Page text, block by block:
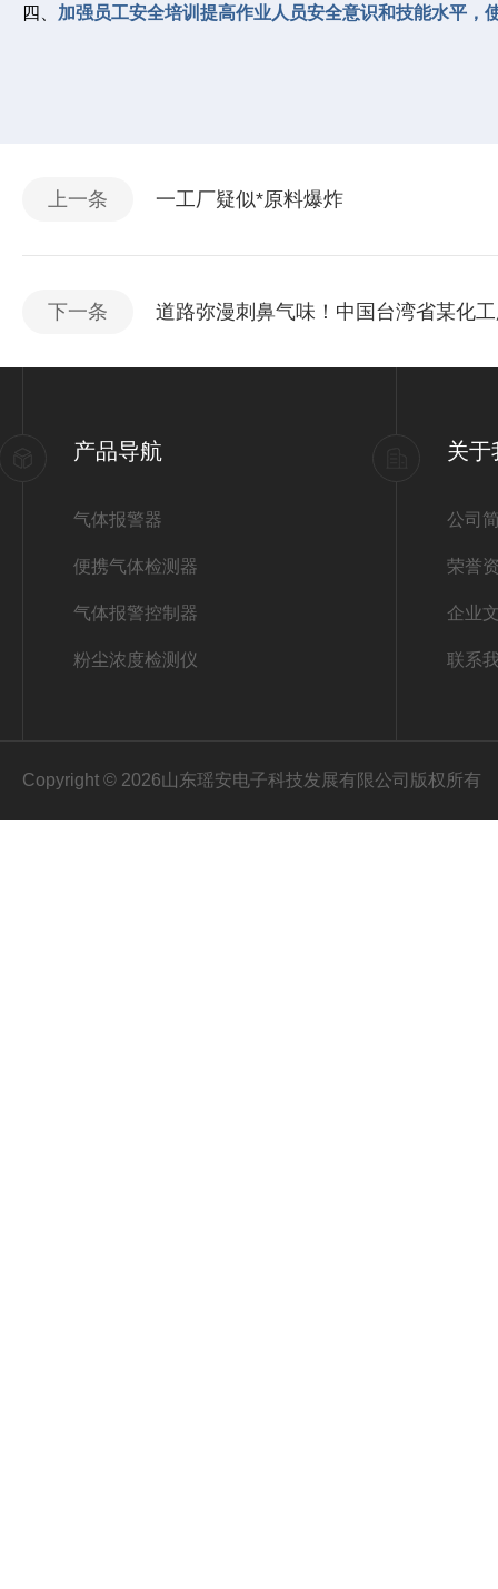
四、 加强员工安全培训提高作业人员安全意识和技能水平
上一条 一工厂疑似*原料爆炸
下一条 道路弥漫刺鼻气味！中国台湾省某化
产品导航
气体报警器
便携气体检测器
气体报警控制器
粉尘浓度检测仪
关于
公司
荣誉
企业
联系
Copyright © 2026山东瑶安电子科技发展有限公司版权所有